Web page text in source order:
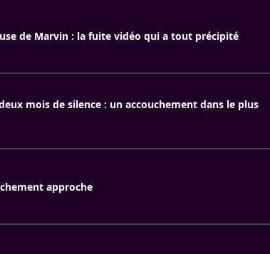
de Marvin : la fuite vidéo qui a tout précipité
mois de silence : un accouchement dans le plus
approche